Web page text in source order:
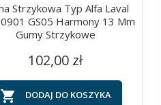
Szybki podgląd
Strzykowa Typ Alfa Laval
GS05 Harmony 13 Mm
Gumy Strzykowe
Cena
102,00 zł
 DODAJ DO KOSZYKA